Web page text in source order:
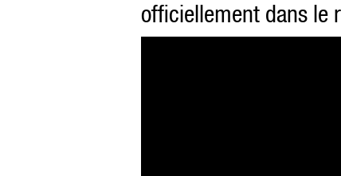
officiellement dans le